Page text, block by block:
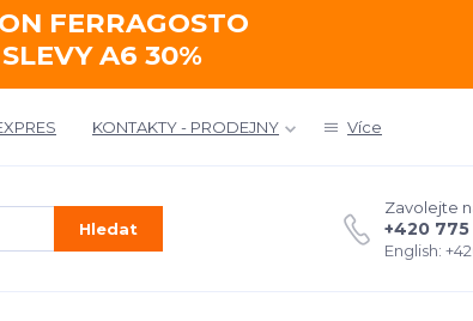
FERRAGOSTO
SLEVY A6 30%
KONTAKTY - PRODEJNY Více
Hledat
Zavolejte
+420
English: